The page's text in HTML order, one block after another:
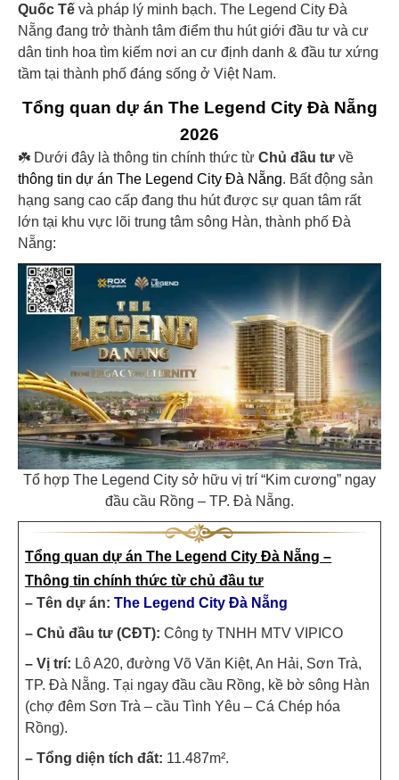
Quốc Tế và pháp lý minh bạch. The Legend City Đà
Nẵng đang trở thành tâm điểm thu hút giới đầu tư và cư
dân tinh hoa tìm kiếm nơi an cư định danh & đầu tư xứng
tầm tại thành phố đáng sống ở Việt Nam.
Tổng quan dự án The Legend City Đà Nẵng
2026
☘️ Dưới đây là thông tin chính thức từ Chủ đầu tư về
thông tin dự án The Legend City Đà Nẵng. Bất động sản
hạng sang cao cấp đang thu hút được sự quan tâm rất
lớn tại khu vực lõi trung tâm sông Hàn, thành phố Đà
Nẵng:​
Tổ hợp The Legend City sở hữu vị trí “Kim cương” ngay
đầu cầu Rồng – TP. Đà Nẵng.
Tổng quan dự án The Legend City Đà Nẵng –
Thông tin chính thức từ chủ đầu tư
– Tên dự án: The Legend City Đà Nẵng
– Chủ đầu tư (CĐT): Công ty TNHH MTV VIPICO
– Vị trí: Lô A20,đường Võ Văn Kiệt, An Hải, Sơn Trà,
TP. Đà Nẵng. Tại ngay đầu cầu Rồng, kề bờ sông Hàn
(chợ đêm Sơn Trà – cầu Tình Yêu – Cá Chép hóa
Rồng).
– Tổng diện tích đất: 11.487m².